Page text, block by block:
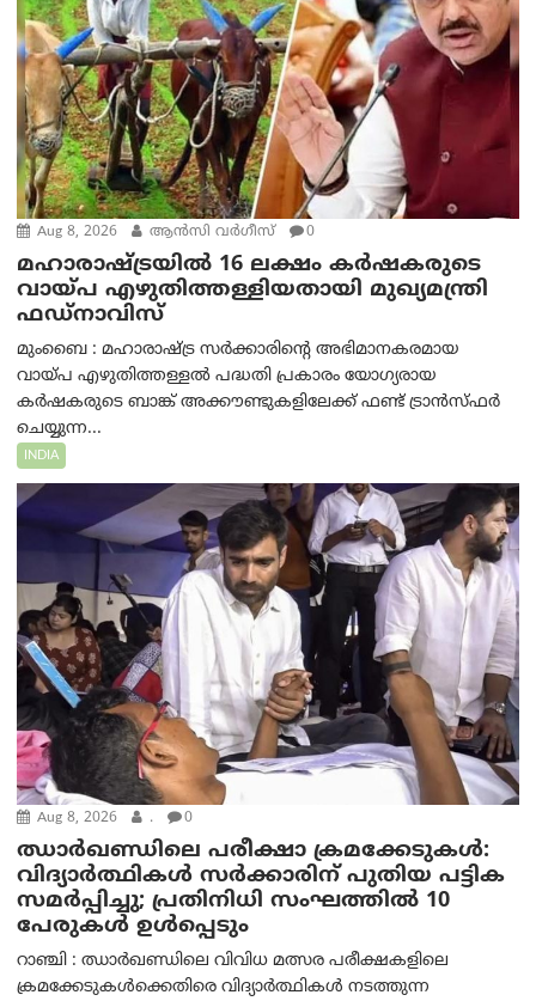
Aug 8, 2026 ആന്‍സി വര്‍ഗീസ് 0
മഹാരാഷ്ട്രയിൽ 16 ലക്ഷം കർഷകരുടെ
വായ്പ എഴുതിത്തള്ളിയതായി മുഖ്യമന്ത്രി
ഫഡ്‌നാവിസ്
മുംബൈ : മഹാരാഷ്ട്ര സർക്കാരിന്റെ അഭിമാനകരമായ
വായ്പ എഴുതിത്തള്ളൽ പദ്ധതി പ്രകാരം യോഗ്യരായ
കർഷകരുടെ ബാങ്ക് അക്കൗണ്ടുകളിലേക്ക് ഫണ്ട് ട്രാൻസ്ഫർ
ചെയ്യുന്ന...
INDIA
Aug 8, 2026 . 0
ഝാര്‍ഖണ്ഡിലെ പരീക്ഷാ ക്രമക്കേടുകള്‍:
വിദ്യാർത്ഥികൾ സർക്കാരിന് പുതിയ പട്ടിക
സമർപ്പിച്ചു; പ്രതിനിധി സംഘത്തിൽ 10
പേരുകൾ ഉൾപ്പെടും
റാഞ്ചി : ഝാർഖണ്ഡിലെ വിവിധ മത്സര പരീക്ഷകളിലെ
ക്രമക്കേടുകൾക്കെതിരെ വിദ്യാർത്ഥികൾ നടത്തുന്ന